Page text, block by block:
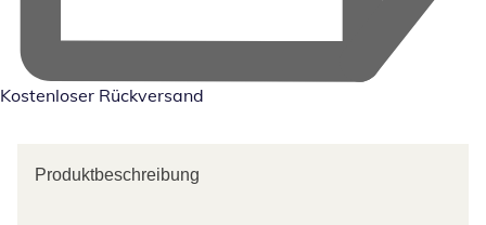
Kostenloser Rückversand
Produktbeschreibung